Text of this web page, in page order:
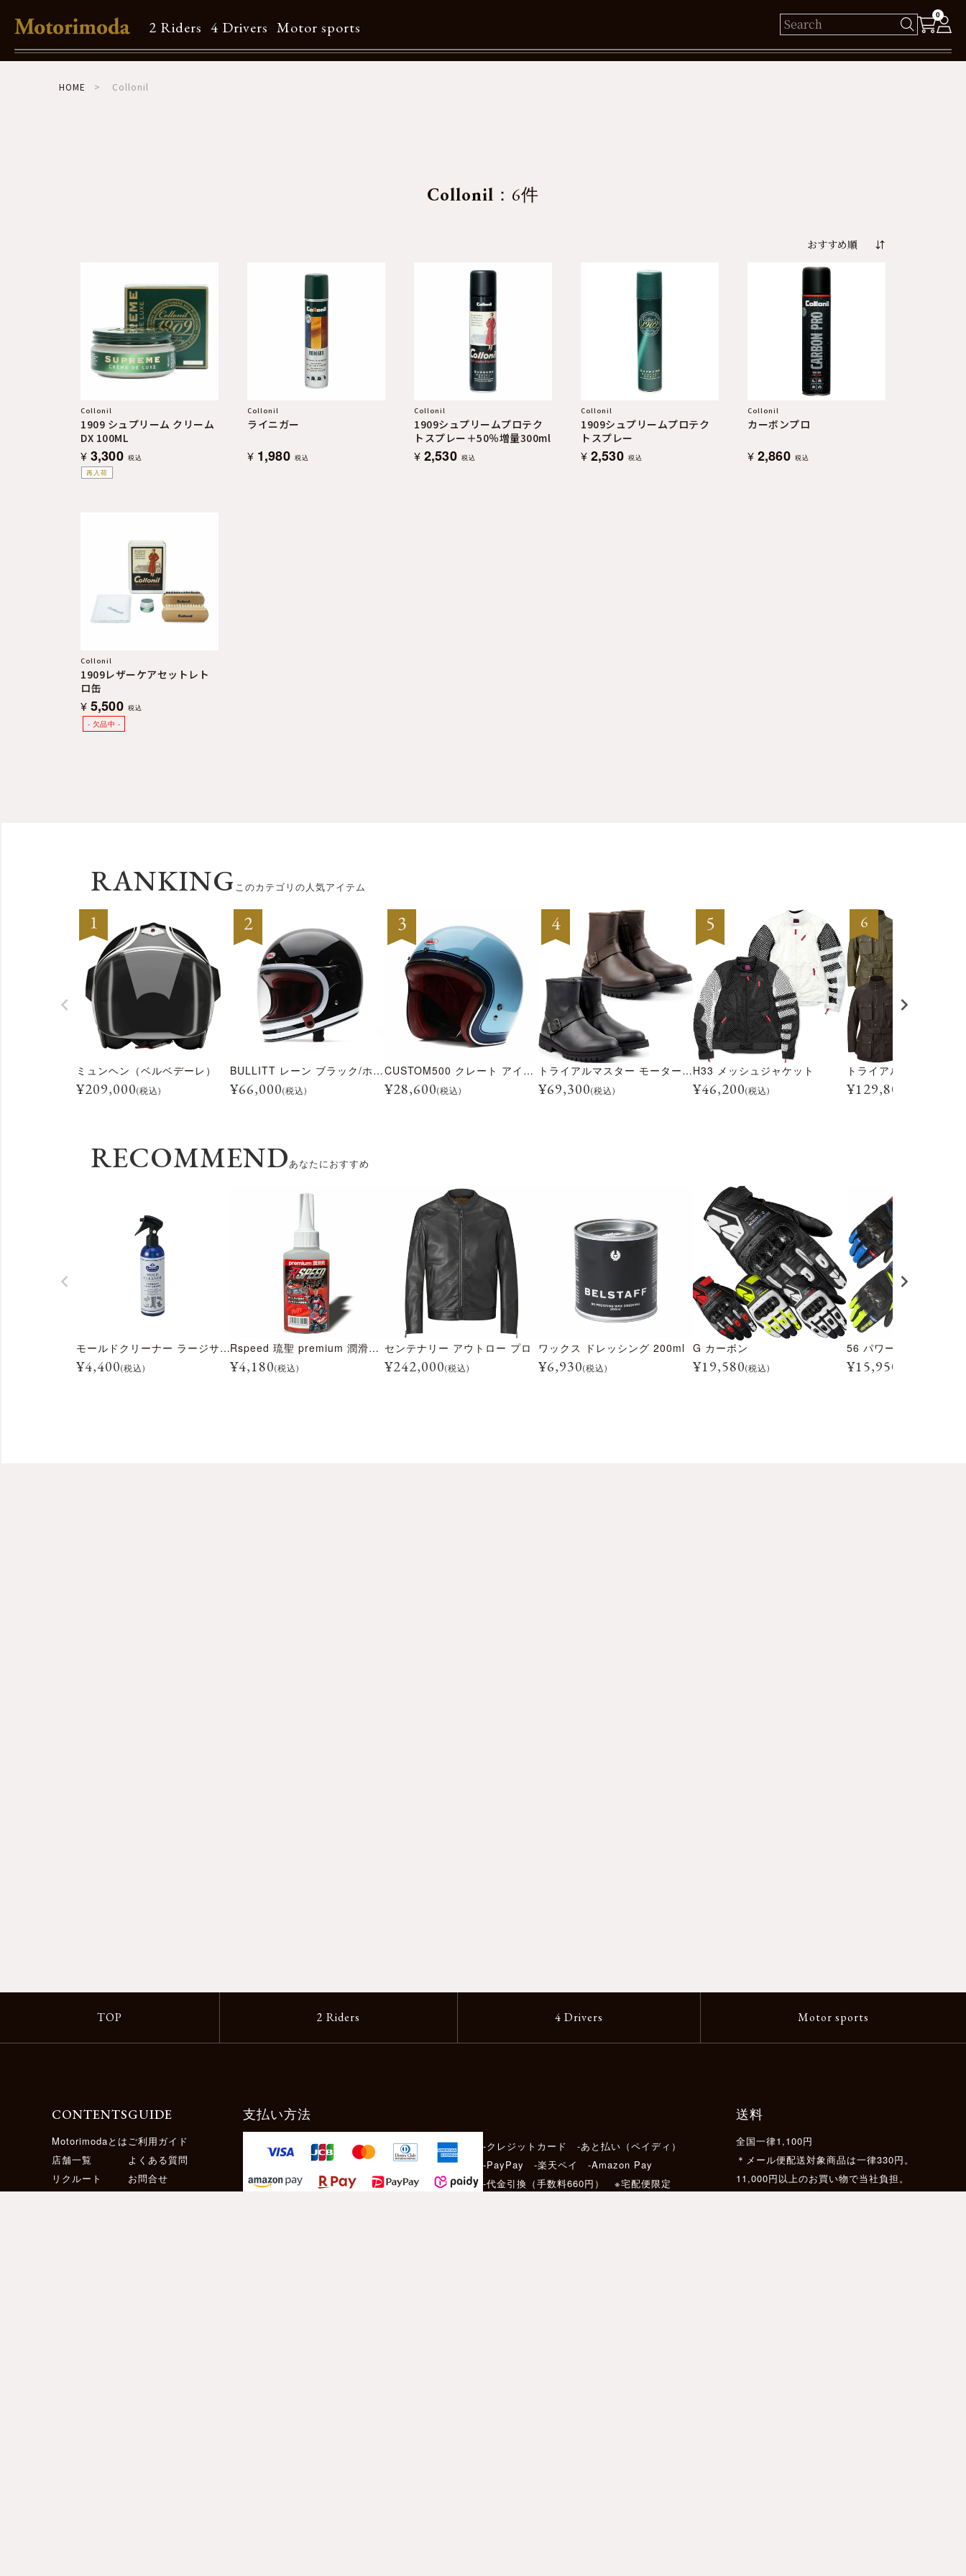
2 Riders 4 Drivers Motor sports
0
Shop Info
よくある質問
お問合せ
HOME Collonil
Collonil ：6件
再入荷
Collonil
1909 シュプリーム クリーム
DX 100ML
¥ 3,300 税込
Collonil
ライニガー
¥ 1,980 税込
Collonil
1909シュプリームプロテク
トスプレー＋50％増量300ml
¥ 2,530 税込
Collonil
1909シュプリームプロテク
トスプレー
¥ 2,530 税込
Collonil
カーボンプロ
¥ 2,860 税込
Collonil
1909レザーケアセットレト
ロ缶
¥ 5,500 税込
RANKINGこのカテゴリの人気アイテム
ミュンヘン（ベルベデーレ）
¥209,000(税込)
BULLITT レーン ブラック/ホワイト
¥66,000(税込)
CUSTOM500 クレート アイスブルー
¥28,600(税込)
トライアルマスター モーターサイクル ブーツ
¥69,300(税込)
H33 メッシュジャケット
¥46,200(税込) ¥129,800
RECOMMENDあなたにおすすめ
モールドクリーナー ラージサイズ 300ml
¥4,400(税込)
Rspeed 琉聖 premium 潤滑剤 80mlボトル
¥4,180(税込)
センテナリー アウトロー プロ
¥242,000(税込)
ワックス ドレッシング 200ml
¥6,930(税込)
G カーボン
¥19,580(税込)
56 パワーカーボン グ
¥15,950
TOP 2 Riders 4 Drivers Motor sports
CONTENTS
Motorimodaとは
店舗一覧
リクルート
GUIDE
ご利用ガイド
よくある質問
お問合せ
支払い方法
-クレジットカード -あと払い（ペイディ）
-PayPay -楽天ペイ -Amazon Pay
-代金引換（手数料660円） ※宅配便限定
送料
全国一律1,100円
＊メール便配送対象商品は一律330円。
11,000円以上のお買い物で当社負担。